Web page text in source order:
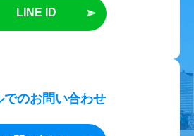
LINE ID
でのお問い合わせ